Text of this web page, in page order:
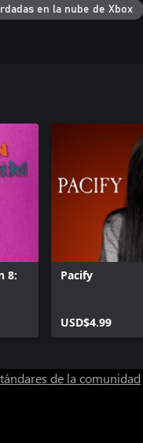
en la nube de Xbox
8:
Pacify
USD$4.99
de la comunidad